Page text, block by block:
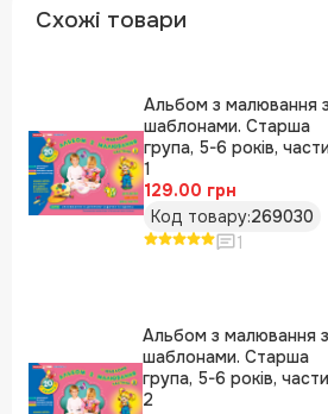
Схожі товари
Альбом з малювання з
шаблонами. Старша
група, 5-6 років,
1
129.00 грн
Код товару:269030
1
Альбом з малювання з
шаблонами. Старша
група, 5-6 років,
2